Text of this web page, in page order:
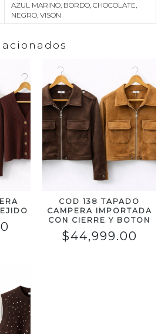
AZUL MARINO, BORDO, CHOCOLATE,
NEGRO, VISON
COD 138 TAPADO
CAMPERA IMPORTADA
CON CIERRE Y BOTON
$44,999.00